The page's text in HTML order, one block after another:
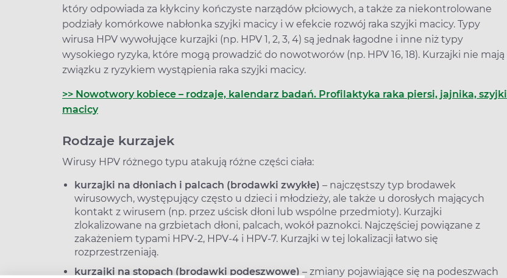
który odpowiada za kłykciny kończyste narządów płciowych, a także za niekontrolowane
podziały komórkowe nabłonka szyjki macicy i w efekcie rozwój raka szyjki macicy. Typy
wirusa HPV wywołujące kurzajki (np. HPV 1, 2, 3, 4) są jednak łagodne i inne niż typy
wysokiego ryzyka, które mogą prowadzić do nowotworów (np. HPV 16, 18). Kurzajki nie mają
związku z ryzykiem wystąpienia raka szyjki macicy.
>> Nowotwory kobiece – rodzaje, kalendarz badań. Profilaktyka raka piersi, jajnika, szyjki
macicy
Rodzaje kurzajek
Wirusy HPV różnego typu atakują różne części ciała:
kurzajki na dłoniach i palcach (brodawki zwykłe) – najczęstszy typ brodawek
wirusowych, występujący często u dzieci i młodzieży, ale także u dorosłych mających
kontakt z wirusem (np. przez uścisk dłoni lub wspólne przedmioty). Kurzajki
zlokalizowane na grzbietach dłoni, palcach, wokół paznokci. Najczęściej powiązane z
zakażeniem typami HPV-2, HPV-4 i HPV-7. Kurzajki w tej lokalizacji łatwo się
rozprzestrzeniają.
kurzajki na stopach (brodawki podeszwowe) – zmiany pojawiające się na podeszwach